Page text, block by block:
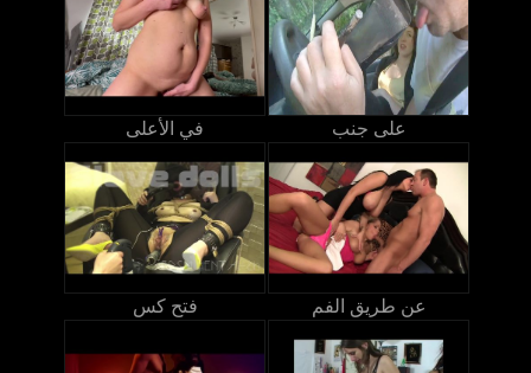
في الأعلى على جنب
فتح كس عن طريق الفم